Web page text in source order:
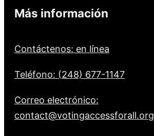
Más información
Contáctenos: en línea
Teléfono: (248) 677-1147
Correo electrónico:
contact@votingaccessforall.org